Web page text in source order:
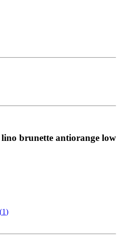
brunette antiorange low
1)